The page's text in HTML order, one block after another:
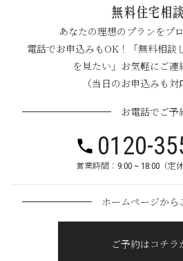
無料住宅相
あなたの理想のプランをプ
電話でお申込みもOK！「無料相談
を見たい」お気軽にご連
（当日のお申込みも対
お電話でご予
0120-
営業時間：9:00 ~ 18:00（定
ホームページから
ご予約はコチラ